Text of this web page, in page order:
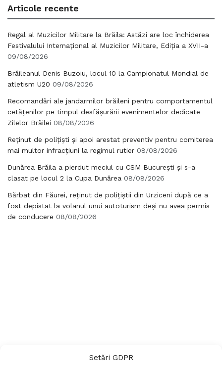
Setări GDPR
Articole recente
Regal al Muzicilor Militare la Brăila: Astăzi are loc închiderea
Festivalului Internațional al Muzicilor Militare, Ediția a XVII-a
09/08/2026
Brăileanul Denis Buzoiu, locul 10 la Campionatul Mondial de
atletism U20 09/08/2026
Recomandări ale jandarmilor brăileni pentru comportamentul
cetățenilor pe timpul desfășurării evenimentelor dedicate
Zilelor Brăilei 08/08/2026
Reținut de polițiști și apoi arestat preventiv pentru comiterea
mai multor infracțiuni la regimul rutier 08/08/2026
Dunărea Brăila a pierdut meciul cu CSM București și s-a
clasat pe locul 2 la Cupa Dunărea 08/08/2026
Bărbat din Făurei, reținut de polițiștii din Urziceni după ce a
fost depistat la volanul unui autoturism deși nu avea permis
de conducere 08/08/2026